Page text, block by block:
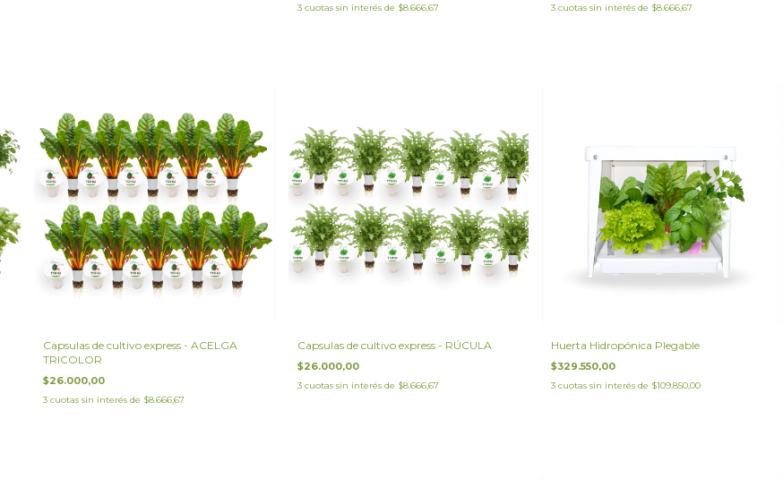
3 cuotas sin interés de $8.666,67 3 cuotas sin interés de $8.666,67
Capsulas de cultivo express - ACELGA
TRICOLOR
$26.000,00
3 cuotas sin interés de $8.666,67
Capsulas de cultivo express - RÚCULA
$26.000,00
3 cuotas sin interés de $8.666,67
Huerta Hidropónica Plegable
$329.550,00
3 cuotas sin interés de $109.850,00